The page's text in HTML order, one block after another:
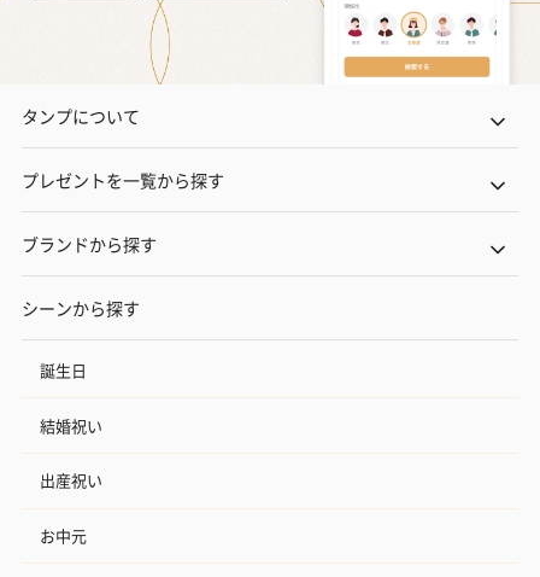
タンプについて
プレゼントを一覧から探す
ブランドから探す
シーンから探す
誕生日
結婚祝い
出産祝い
お中元